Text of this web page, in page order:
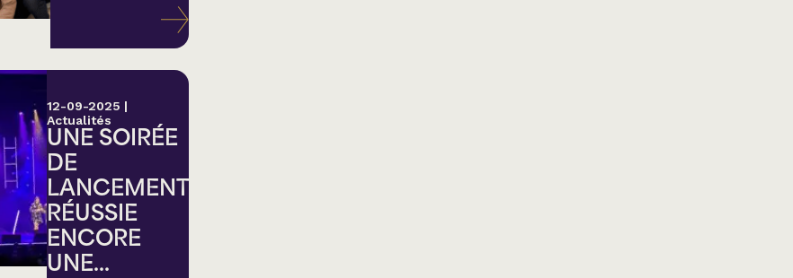
12-09-2025 |
Actualités
UNE SOIRÉE
DE
LANCEMENT
RÉUSSIE
ENCORE
UNE...